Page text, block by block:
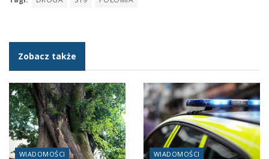
Zobacz także
WIADOMOŚCI WIADOMOŚCI